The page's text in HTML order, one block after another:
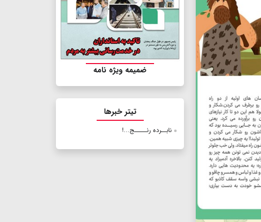
ضمیمه ویژه نامه
تیتر خبرها
نابــرده رنـــــج...!